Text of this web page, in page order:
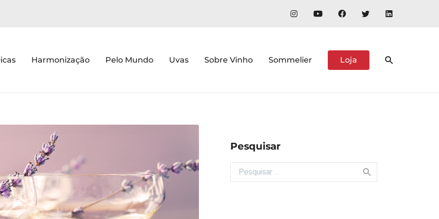
Harmonização Pelo Mundo Uvas Sobre Vinho Sommelier Loja
Pesquisar
Buscar por: